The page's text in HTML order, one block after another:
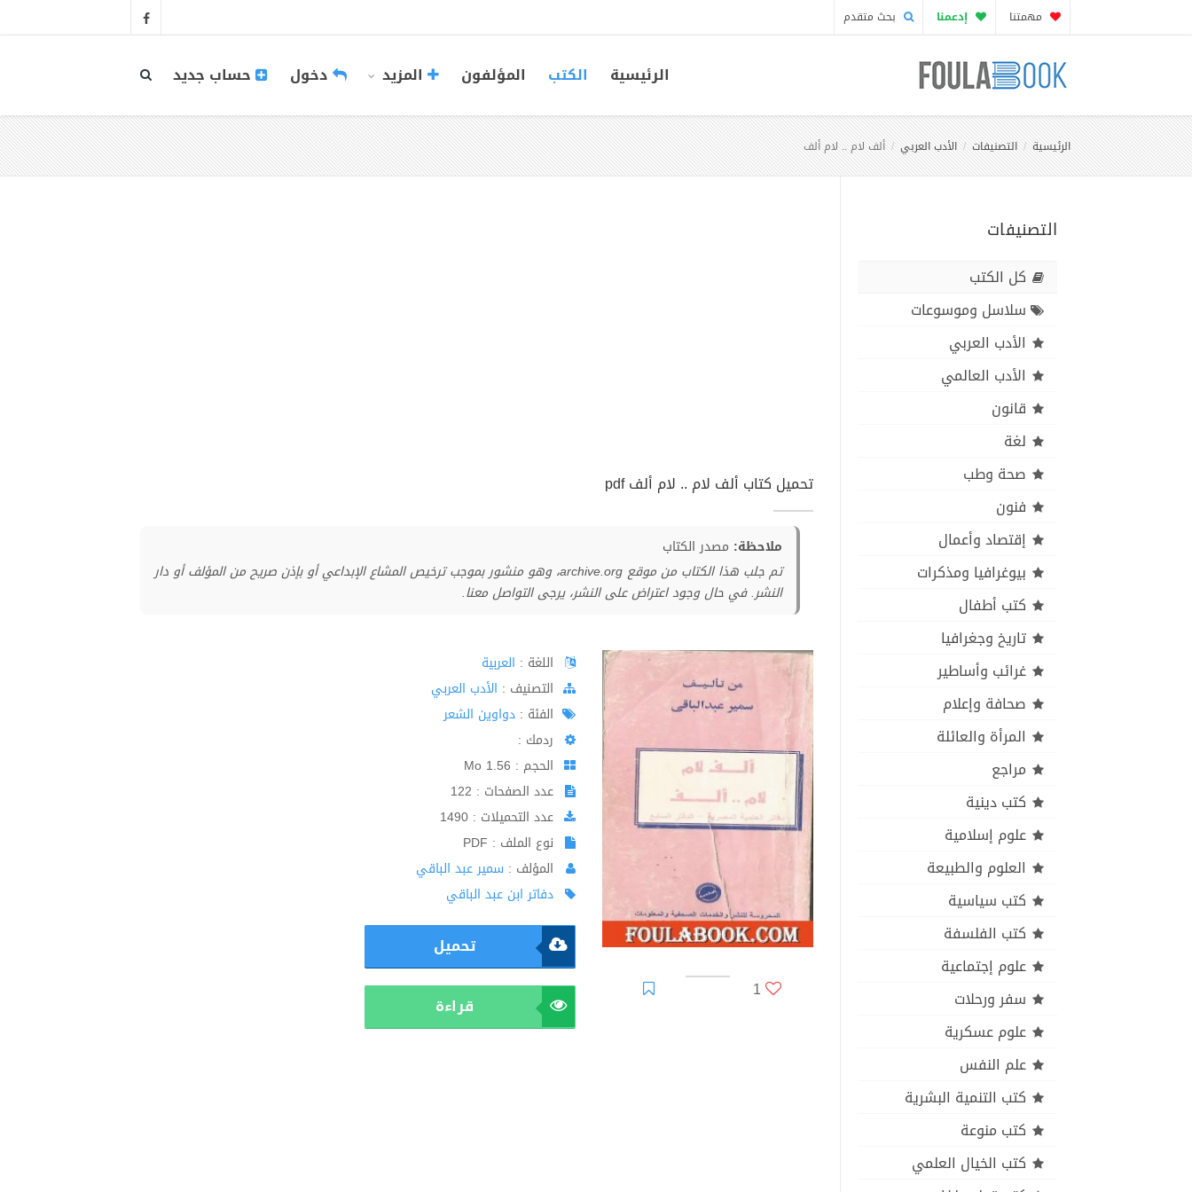
مهمتنا إدعمنا بحث متقدم
الرئيسية الكتب المؤلفون المزيد دخول حساب جديد
الرئيسية التصنيفات الأدب العربي ألف لام .. لام ألف
التصنيفات
كل الكتب
سلاسل وموسوعات
الأدب العربي
الأدب العالمي
قانون
لغة
صحة وطب
فنون
إقتصاد وأعمال
بيوغرافيا ومذكرات
كتب أطفال
تاريخ وجغرافيا
غرائب وأساطير
صحافة وإعلام
المرأة والعائلة
مراجع
كتب دينية
علوم إسلامية
العلوم والطبيعة
كتب سياسية
كتب الفلسفة
علوم إجتماعية
سفر ورحلات
علوم عسكرية
علم النفس
كتب التنمية البشرية
كتب منوعة
كتب الخيال العلمي
تحميل كتاب ألف لام .. لام ألف pdf
ملاحظة: مصدر الكتاب
تم جلب هذا الكتاب من موقع archive.org، وهو منشور بموجب ترخيص المشاع الإبداعي أو بإذن صريح من المؤلف أو دار
النشر. في حال وجود اعتراض على النشر، يرجى التواصل معنا.
1
اللغة : العربية
اﻟﺘﺼﻨﻴﻒ : الأدب العربي
الفئة : دواوين الشعر
ردمك :
الحجم : 1.56 Mo
عدد الصفحات : 122
عدد التحميلات : 1490
نوع الملف : PDF
المؤلف : سمير عبد الباقي
دفاتر ابن عبد الباقي
تحميل
قراءة